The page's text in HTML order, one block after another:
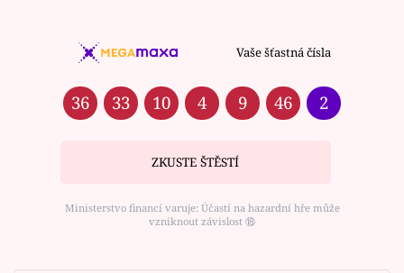
Vaše šťastná čísla
36 33 10 4 9 46 2
ZKUSTE ŠTĚSTÍ
Ministerstvo financí varuje: Účastí na hazardní hře může
vzniknout závislost ⑱